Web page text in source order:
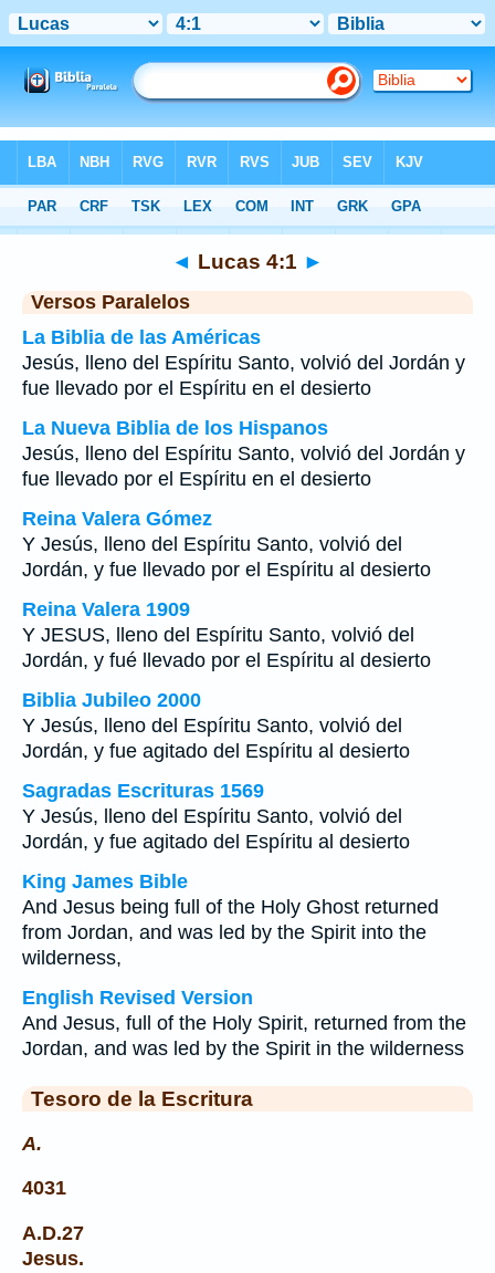
>Lucas > Capítulo 4> Verso 1
◄ Lucas 4:1 ►
Versos Paralelos
La Biblia de las Américas
Jesús, lleno del Espíritu Santo, volvió del Jordán y
fue llevado por el Espíritu en el desierto
La Nueva Biblia de los Hispanos
Jesús, lleno del Espíritu Santo, volvió del Jordán y
fue llevado por el Espíritu en el desierto
Reina Valera Gómez
Y Jesús, lleno del Espíritu Santo, volvió del
Jordán, y fue llevado por el Espíritu al desierto
Reina Valera 1909
Y JESUS, lleno del Espíritu Santo, volvió del
Jordán, y fué llevado por el Espíritu al desierto
Biblia Jubileo 2000
Y Jesús, lleno del Espíritu Santo, volvió del
Jordán, y fue agitado del Espíritu al desierto
Sagradas Escrituras 1569
Y Jesús, lleno del Espíritu Santo, volvió del
Jordán, y fue agitado del Espíritu al desierto
King James Bible
And Jesus being full of the Holy Ghost returned
from Jordan, and was led by the Spirit into the
wilderness,
English Revised Version
And Jesus, full of the Holy Spirit, returned from the
Jordan, and was led by the Spirit in the wilderness
Tesoro de la Escritura
A.
4031
A.D.27
Jesus.